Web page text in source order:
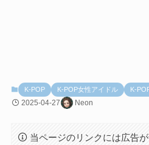
K-POP K-POP女性アイドル K-
2025-04-27 Neon
当ページのリンクには広告が